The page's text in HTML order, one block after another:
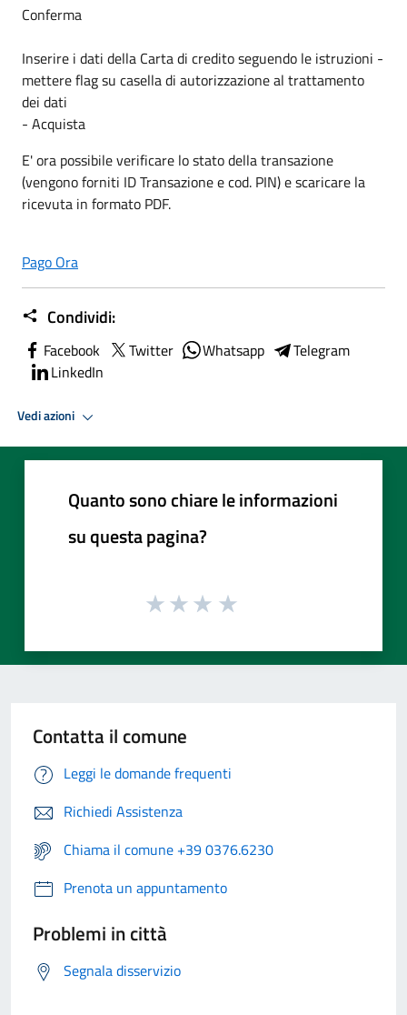
Conferma
Inserire i dati della Carta di credito seguendo le istruzioni -
mettere flag su casella di autorizzazione al trattamento
dei dati
- Acquista
E' ora possibile verificare lo stato della transazione
(vengono forniti ID Transazione e cod. PIN) e scaricare la
ricevuta in formato PDF.
Pago Ora
Condividi:
Facebook Twitter Whatsapp
Telegram
LinkedIn
Vedi azioni
Quanto sono chiare le informazioni
su questa pagina?
Contatta il comune
Leggi le domande frequenti
Richiedi Assistenza
Chiama il comune +39 0376.6230
Prenota un appuntamento
Problemi in città
Segnala disservizio